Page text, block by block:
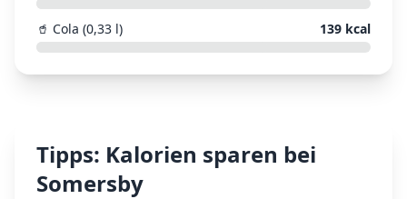
🥤 Cola (0,33 l) 139 kcal
Tipps: Kalorien sparen bei
Somersby